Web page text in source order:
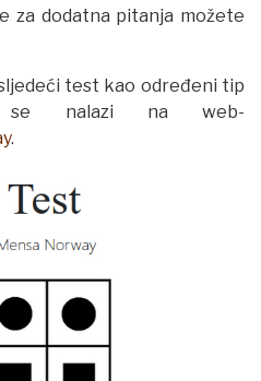
za dodatna pitanja možete
test kao određeni tip
se nalazi na web-
.